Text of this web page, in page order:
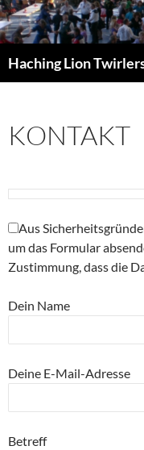
Zum
Inhalt
springen
Haching Lion
KONTAKT
Aus
um das Formular
Zustimmung, dass die
Dein Name
Deine E-Mail-Adresse
Betreff